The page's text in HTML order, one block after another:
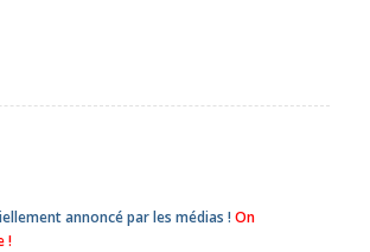
annoncé par les médias ! On
!